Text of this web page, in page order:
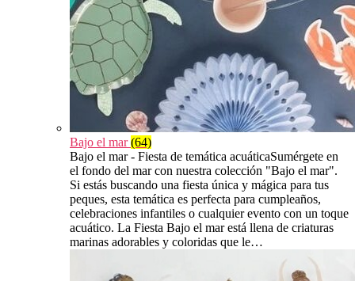
Bajo el mar(64)
Bajo el mar - Fiesta de temática acuáticaSumérgete en
el fondo del mar con nuestra colección "Bajo el mar".
Si estás buscando una fiesta única y mágica para tus
peques, esta temática es perfecta para cumpleaños,
celebraciones infantiles o cualquier evento con un toque
acuático. La Fiesta Bajo el mar está llena de criaturas
marinas adorables y coloridas que le…